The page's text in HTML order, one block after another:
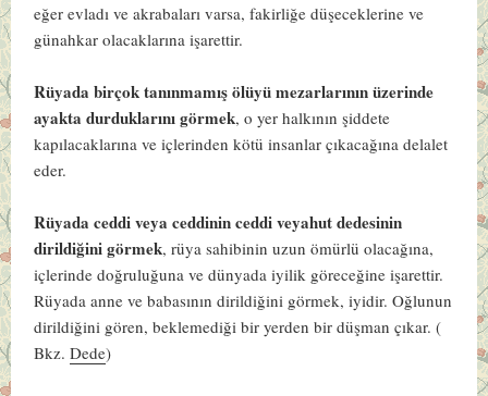
eğer evladı ve akrabaları varsa, fakirliğe düşeceklerine ve
günahkar olacaklarına işarettir.
Rüyada birçok tanınmamış ölüyü mezarlarının üzerinde
ayakta durduklarını görmek, o yer halkının şiddete
kapılacaklarına ve içlerinden kötü insanlar çıkacağına delalet
eder.
Rüyada ceddi veya ceddinin ceddi veyahut dedesinin
dirildiğini görmek, rüya sahibinin uzun ömürlü olacağına,
içlerinde doğruluğuna ve dünyada iyilik göreceğine işarettir.
Rüyada anne ve babasının dirildiğini görmek, iyidir. Oğlunun
dirildiğini gören, beklemediği bir yerden bir düşman çıkar. (
Bkz.Dede)